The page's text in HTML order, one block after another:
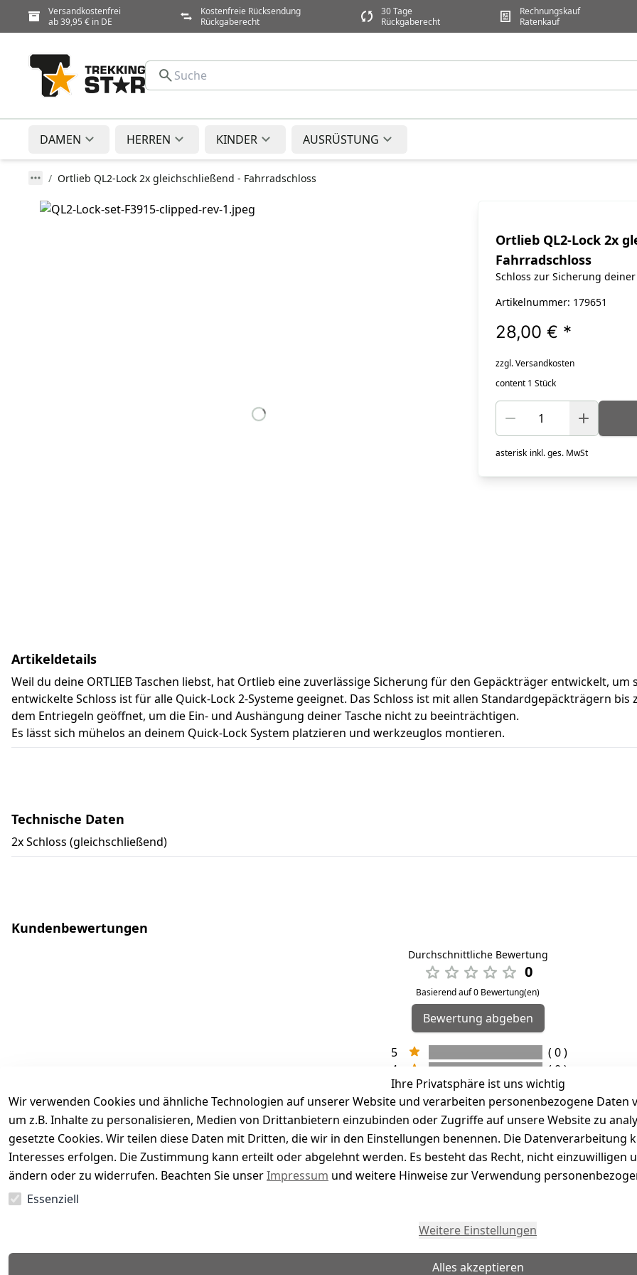
Versandkostenfrei
ab 39,95 € in DE
Kostenfreie Rücksendung
Rückgaberecht
30 Tage
Rückgaberecht
Rechnungskauf
Ratenkauf
DAMEN HERREN KINDER AUSRÜSTUNG
Ortlieb QL2-Lock 2x gleichschließend - Fahrradschloss
Ortlieb QL2-Lock 2x
Fahrradschloss
Artikelnummer: 179651
28,00 € *
zzgl. Versandkosten
content 1 Stück
asterisk inkl. ges. MwSt
Artikeldetails
Weil du deine ORTLIEB Taschen liebst, hat Ortlieb eine zuverlässige Sicherung für den Gepäckträger entwickelt,
entwickelte Schloss ist für alle Quick-Lock 2-Systeme geeignet. Das Schloss ist mit allen Standardgepäckträgern
dem Entriegeln geöffnet, um die Ein- und Aushängung deiner Tasche nicht zu beeinträchtigen.
Es lässt sich mühelos an deinem Quick-Lock System platzieren und werkzeuglos montieren.
Technische Daten
2x Schloss (gleichschließend)
Kundenbewertungen
Durchschnittliche Bewertung
0
Basierend auf 0 Bewertung(en)
Bewertung abgeben
5
( 0 )
4
( 0 )
3
( 0 )
2
( 0 )
1
( 0 )
Es hat noch niemand eine Bewertung für diesen Artikel abgegeben
Ihre Privatsphäre ist uns wichtig
Wir verwenden Cookies und ähnliche Technologien auf unserer Website und verarbeiten personenbezogene Daten
um z.B. Inhalte zu personalisieren, Medien von Drittanbietern einzubinden oder Zugriffe auf unsere Website zu
gesetzte Cookies. Wir teilen diese Daten mit Dritten, die wir in den Einstellungen benennen. Die
Interesses erfolgen. Die Zustimmung kann erteilt oder abgelehnt werden. Es besteht das Recht, nicht einzuwilligen
ändern oder zu widerrufen. Beachten Sie unserImpressum und weitere Hinweise zur Verwendung
Essenziell
Weitere Einstellungen
Alles akzeptieren